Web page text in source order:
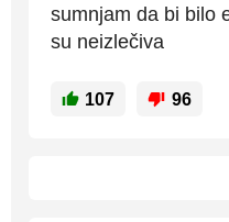
sumnjam da bi bilo
su neizlečiva
107 96